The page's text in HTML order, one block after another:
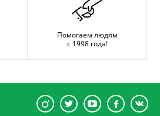
Помогаем людям
с 1998 года!